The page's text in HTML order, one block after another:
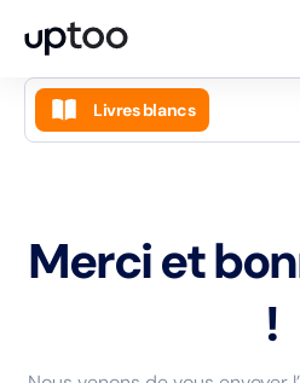
Livres blancs
Articles
Merci et
!